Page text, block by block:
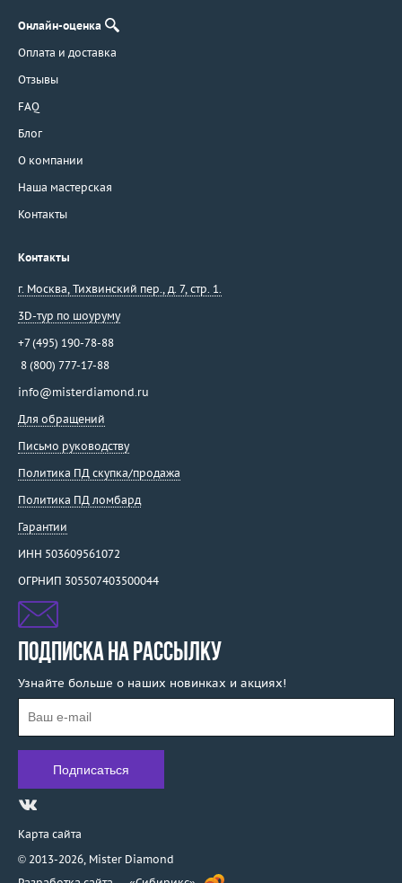
Онлайн-оценка
Оплата и доставка
Отзывы
FAQ
Блог
О компании
Наша мастерская
Контакты
Контакты
г. Москва Тихвинский пер., д. 7, стр. 1.
3D-тур по шоуруму
+7 (495) 190-78-88
8 (800) 777-17-88
info@misterdiamond.ru
Для обращений
Письмо руководству
Политика ПД скупка/продажа
Политика ПД ломбард
Гарантии
ИНН 503609561072
ОГРНИП 305507403500044
ПОДПИСКА НА РАССЫЛКУ
Узнайте больше о наших новинках и акциях!
Карта сайта
© 2013-2026, Mister Diamond